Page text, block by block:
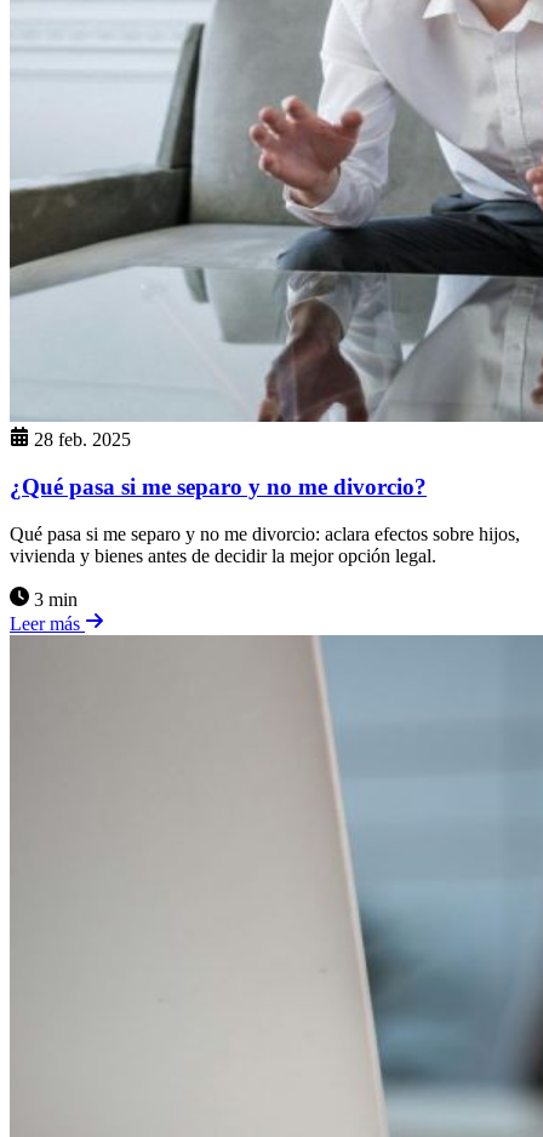
28 feb. 2025
¿Qué pasa si me separo y no me divorcio?
Qué pasa si me separo y no me divorcio: aclara efectos sobre hijos,
vivienda y bienes antes de decidir la mejor opción legal.
3 min
Leer más